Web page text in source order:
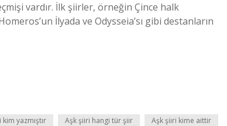
vardır. İlk şiirler, örneğin Çince halk
İlyada ve Odysseia’sı gibi destanların
kim yazmıştır Aşk şiiri hangi tür şiir Aşk şiiri kime aittir